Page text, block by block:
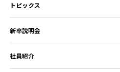
トピックス
新卒説明会
社員紹介